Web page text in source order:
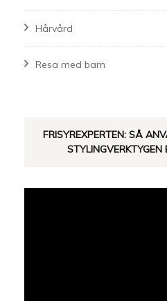
Hårvård
Resa med barn
FRISYREXPERTEN: SÅ
STYLINGVERKTYGEN